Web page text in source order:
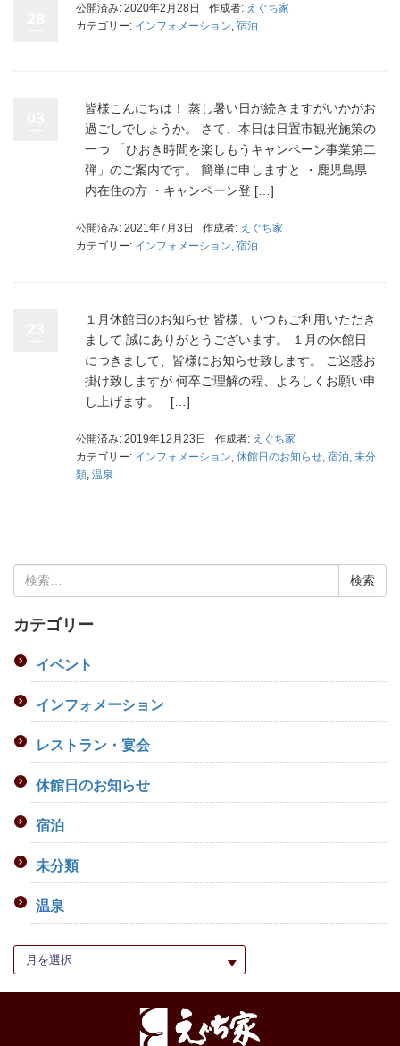
公開済み: 2020年2月28日 作成者: えぐち家
カテゴリー: インフォメーション, 宿泊
皆様こんにちは！ 蒸し暑い日が続きますがいかがお
過ごしでしょうか。 さて、本日は日置市観光施策の
一つ 「ひおき時間を楽しもうキャンペーン事業第二
弾」のご案内です。 簡単に申しますと ・鹿児島県
内在住の方 ・キャンペーン登 […]
公開済み: 2021年7月3日 作成者: えぐち家
カテゴリー: インフォメーション, 宿泊
１月休館日のお知らせ 皆様、いつもご利用いただき
まして 誠にありがとうございます。 １月の休館日
につきまして、皆様にお知らせ致します。 ご迷惑お
掛け致しますが 何卒ご理解の程、よろしくお願い申
し上げます。 […]
公開済み: 2019年12月23日 作成者: えぐち家
カテゴリー: インフォメーション, 休館日のお知らせ, 宿泊, 未分
類, 温泉
索:
カテゴリー
イベント
インフォメーション
レストラン・宴会
休館日のお知らせ
宿泊
未分類
温泉